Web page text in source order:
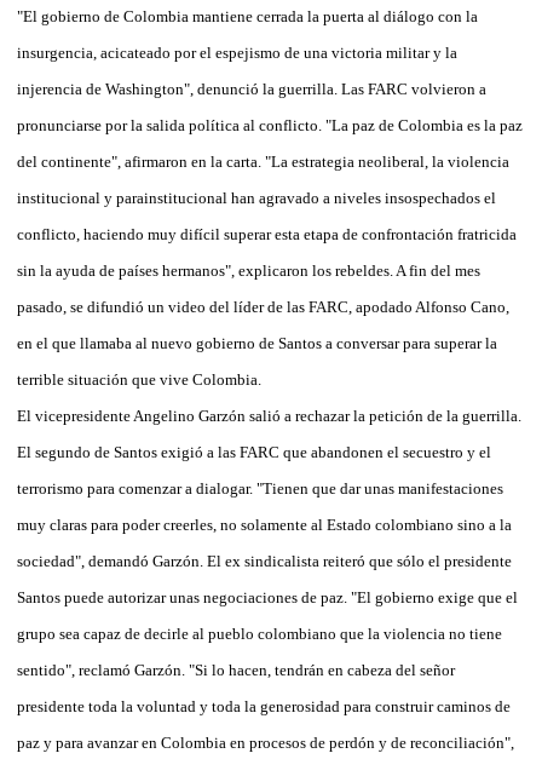
"El gobierno de Colombia mantiene cerrada la puerta al diálogo con la
insurgencia, acicateado por el espejismo de una victoria militar y la
injerencia de Washington", denunció la guerrilla. Las FARC volvieron a
pronunciarse por la salida política al conflicto. "La paz de Colombia es la paz
del continente", afirmaron en la carta. "La estrategia neoliberal, la violencia
institucional y parainstitucional han agravado a niveles insospechados el
conflicto, haciendo muy difícil superar esta etapa de confrontación fratricida
sin la ayuda de países hermanos", explicaron los rebeldes. A fin del mes
pasado, se difundió un video del líder de las FARC, apodado Alfonso Cano,
en el que llamaba al nuevo gobierno de Santos a conversar para superar la
terrible situación que vive Colombia.
El vicepresidente Angelino Garzón salió a rechazar la petición de la guerrilla.
El segundo de Santos exigió a las FARC que abandonen el secuestro y el
terrorismo para comenzar a dialogar. "Tienen que dar unas manifestaciones
muy claras para poder creerles, no solamente al Estado colombiano sino a la
sociedad", demandó Garzón. El ex sindicalista reiteró que sólo el presidente
Santos puede autorizar unas negociaciones de paz. "El gobierno exige que el
grupo sea capaz de decirle al pueblo colombiano que la violencia no tiene
sentido", reclamó Garzón. "Si lo hacen, tendrán en cabeza del señor
presidente toda la voluntad y toda la generosidad para construir caminos de
paz y para avanzar en Colombia en procesos de perdón y de reconciliación",